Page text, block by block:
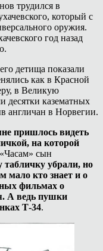
трудился в
который с
оружия.
год назад
детища показали
как в Красной
в Великую
десятки казематных
англичан в Норвегии.
пришлось видеть
на которой
сын
табличку убрали, но
мало кто знает и о
фильмах о
А ведь пушки
Т-34.